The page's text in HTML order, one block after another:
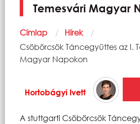
Temesvári Magyar
Morzsa
Címlap
Hírek
Current:
Csöbörcsök Táncegyüttes az I.
Magyar Napokon
Hortobágyi Ivett
A stuttgarti Csöbörcsök